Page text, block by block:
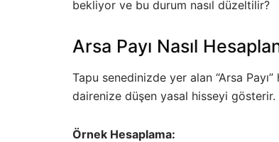
bekliyor ve bu durum nasıl düzeltilir?
Arsa Payı Nasıl
Tapu senedinizde yer alan “Arsa
dairenize düşen yasal hisseyi
Örnek Hesaplama: